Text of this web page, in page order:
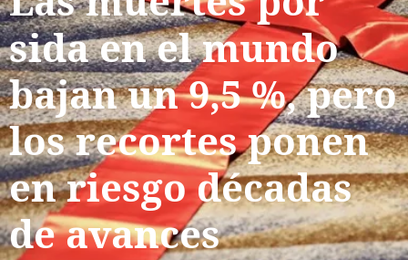
sida en el mundo
bajan un 9,5 %, pero
los recortes ponen
en riesgo décadas
de avances